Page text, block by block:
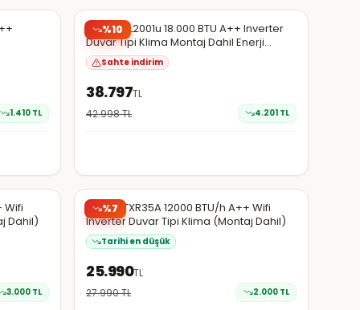
EN DÜŞÜK
1.410 TL
%10 Şüpheli
Bosch CL2001u 18.000 BTU A++ Inverter
Duvar Tipi Klima Montaj Dahil Enerji
Verimliliği
Sahte indirim
38.797TL
42.998TL 4.201 TL
Wifi
Dahil)
3.000 TL
%7 EN DÜŞÜK
Hepsiburada
Kaira DTXR35A 12000 BTU/h A++ Wifi
Inverter Duvar Tipi Klima (Montaj Dahil)
Tarihi en düşük
25.990TL
27.990TL 2.000 TL